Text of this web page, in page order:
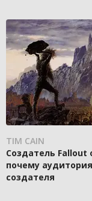
TIM CAIN
Создатель Fallout
почему
создателя